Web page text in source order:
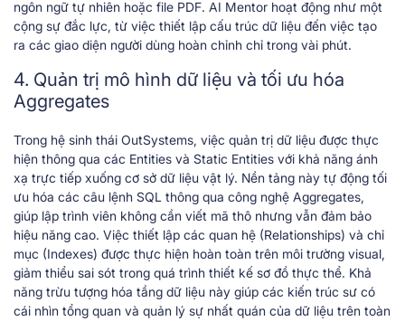
ngôn ngữ tự nhiên hoặc file PDF. AI Mentor hoạt động như một
cộng sự đắc lực, từ việc thiết lập cấu trúc dữ liệu đến việc tạo
ra các giao diện người dùng hoàn chỉnh chỉ trong vài phút.
4. Quản trị mô hình dữ liệu và tối ưu hóa
Aggregates
Trong hệ sinh thái OutSystems, việc quản trị dữ liệu được thực
hiện thông qua các Entities và Static Entities với khả năng ánh
xạ trực tiếp xuống cơ sở dữ liệu vật lý. Nền tảng này tự động tối
ưu hóa các câu lệnh SQL thông qua công nghệ Aggregates,
giúp lập trình viên không cần viết mã thô nhưng vẫn đảm bảo
hiệu năng cao. Việc thiết lập các quan hệ (Relationships) và chỉ
mục (Indexes) được thực hiện hoàn toàn trên môi trường visual,
giảm thiểu sai sót trong quá trình thiết kế sơ đồ thực thể. Khả
năng trừu tượng hóa tầng dữ liệu này giúp các kiến trúc sư có
cái nhìn tổng quan và quản lý sự nhất quán của dữ liệu trên toàn